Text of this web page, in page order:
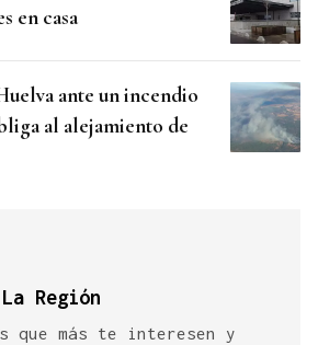
en casa
ante un incendio
al alejamiento de
Región
que más te interesen y